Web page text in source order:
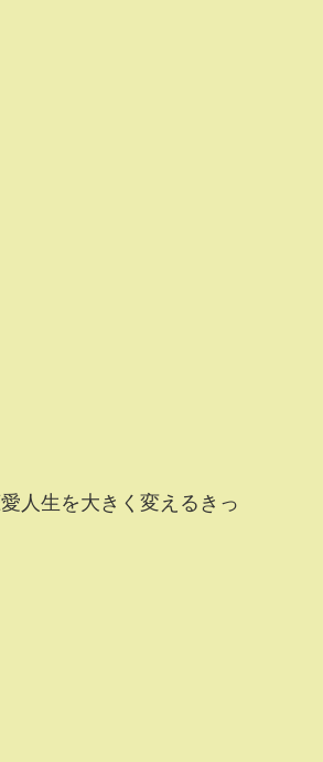
人生を大きく変えるきっ